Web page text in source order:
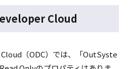
Cloud
（ODC）では、「OutSyste